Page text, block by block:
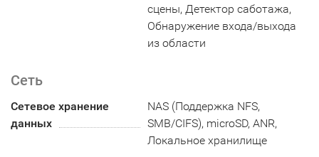
сцены, Детектор саботажа,
Обнаружение входа/выхода
из области
Сеть
Сетевое хранение
данных
NAS (Поддержка NFS,
SMB/CIFS), microSD, ANR,
Локальное хранилище